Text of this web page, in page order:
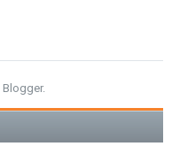
Blogger.